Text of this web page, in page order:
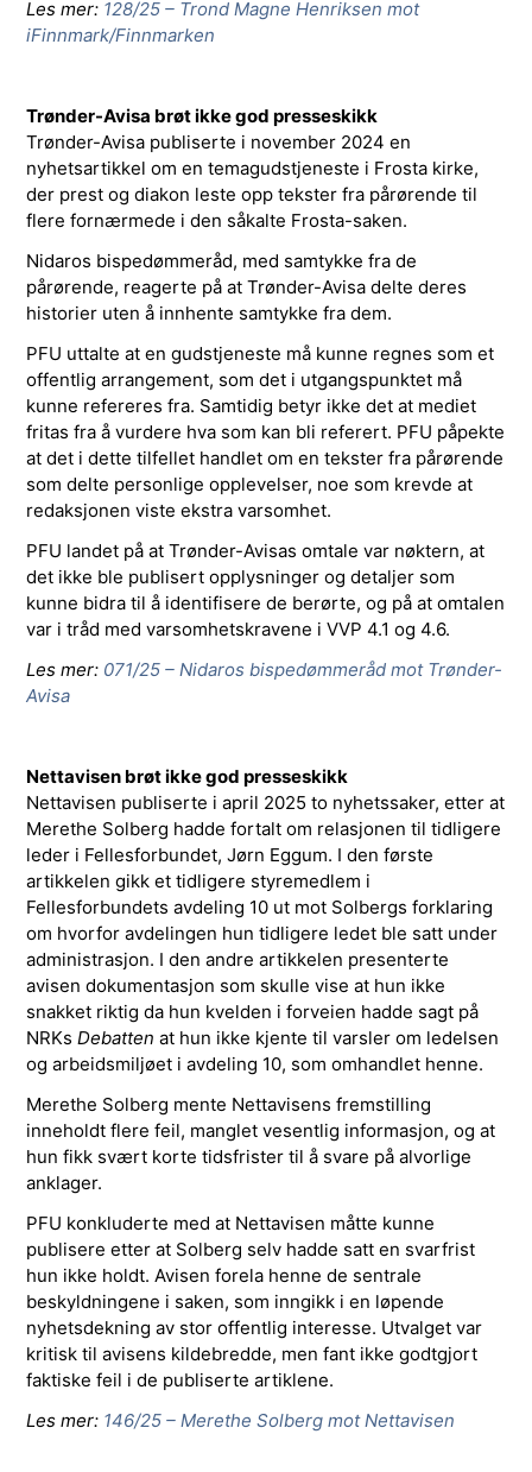
Les mer: 128/25 – Trond Magne Henriksen mot
iFinnmark/Finnmarken
Trønder-Avisa brøt ikke god presseskikk
Trønder-Avisa publiserte i november 2024 en
nyhetsartikkel om en temagudstjeneste i Frosta kirke,
der prest og diakon leste opp tekster fra pårørende til
flere fornærmede i den såkalte Frosta-saken.
Nidaros bispedømmeråd, med samtykke fra de
pårørende, reagerte på at Trønder-Avisa delte deres
historier uten å innhente samtykke fra dem.
PFU uttalte at en gudstjeneste må kunne regnes som et
offentlig arrangement, som det i utgangspunktet må
kunne refereres fra. Samtidig betyr ikke det at mediet
fritas fra å vurdere hva som kan bli referert. PFU påpekte
at det i dette tilfellet handlet om en tekster fra pårørende
som delte personlige opplevelser, noe som krevde at
redaksjonen viste ekstra varsomhet.
PFU landet på at Trønder-Avisas omtale var nøktern, at
det ikke ble publisert opplysninger og detaljer som
kunne bidra til å identifisere de berørte, og på at omtalen
var i tråd med varsomhetskravene i VVP 4.1 og 4.6.
Les mer: 071/25 – Nidaros bispedømmeråd mot Trønder-
Avisa
Nettavisen brøt ikke god presseskikk
Nettavisen publiserte i april 2025 to nyhetssaker, etter at
Merethe Solberg hadde fortalt om relasjonen til tidligere
leder i Fellesforbundet, Jørn Eggum. I den første
artikkelen gikk et tidligere styremedlem i
Fellesforbundets avdeling 10 ut mot Solbergs forklaring
om hvorfor avdelingen hun tidligere ledet ble satt under
administrasjon. I den andre artikkelen presenterte
avisen dokumentasjon som skulle vise at hun ikke
snakket riktig da hun kvelden i forveien hadde sagt på
NRKsDebatten at hun ikke kjente til varsler om ledelsen
og arbeidsmiljøet i avdeling 10, som omhandlet henne.
Merethe Solberg mente Nettavisens fremstilling
inneholdt flere feil, manglet vesentlig informasjon, og at
hun fikk svært korte tidsfrister til å svare på alvorlige
anklager.
PFU konkluderte med at Nettavisen måtte kunne
publisere etter at Solberg selv hadde satt en svarfrist
hun ikke holdt. Avisen forela henne de sentrale
beskyldningene i saken, som inngikk i en løpende
nyhetsdekning av stor offentlig interesse. Utvalget var
kritisk til avisens kildebredde, men fant ikke godtgjort
faktiske feil i de publiserte artiklene.
Les mer: 146/25 – Merethe Solberg mot Nettavisen